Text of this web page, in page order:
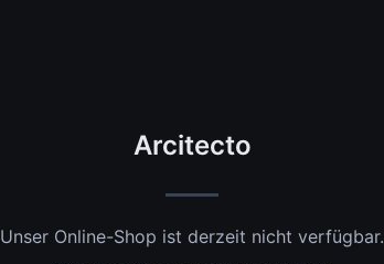
Arcitecto
Unser Online-Shop ist derzeit nicht verfügbar.